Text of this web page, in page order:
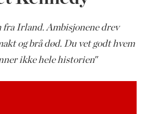
fra Irland. Ambisjonene drev
og brå død. Du vet godt hvem
ikke hele historien"